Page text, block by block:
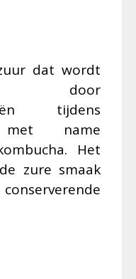
dat wordt
door
tijdens
met name
Het
zure smaak